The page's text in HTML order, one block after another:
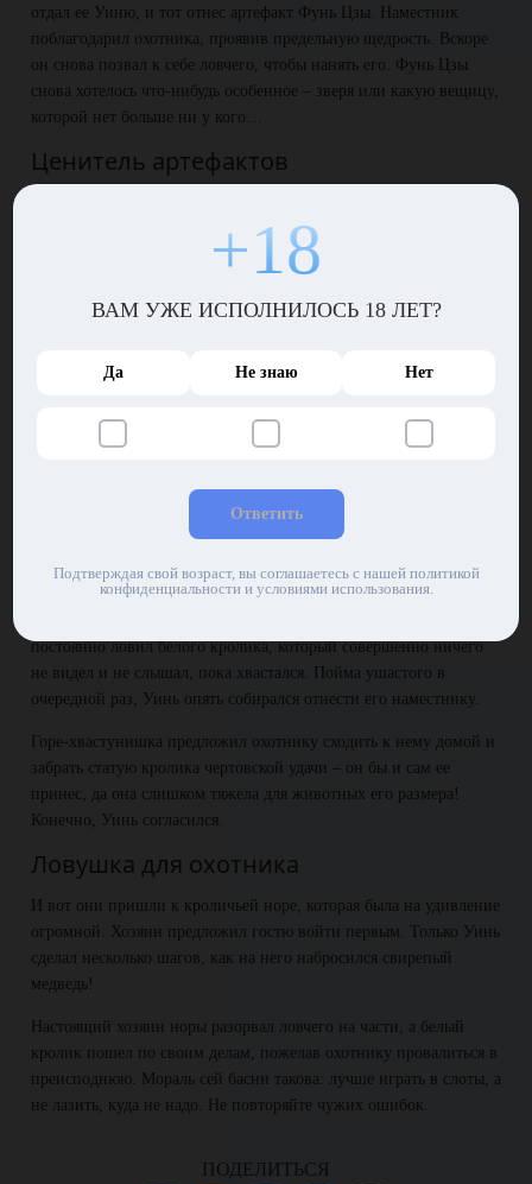
отдал ее Уиню, и тот отнес артефакт Фунь Цзы. Наместник
поблагодарил охотника, проявив предельную щедрость. Вскоре
он снова позвал к себе ловчего, чтобы нанять его. Фунь Цзы
снова хотелось что-нибудь особенное – зверя или какую вещицу,
которой нет больше ни у кого…
Ценитель артефактов
подряд до умопомрачения – на этот раз ловчий застал его в
врасплох, когда тот расхваливал себя перед огромной зеленой
обмен на конверт добрых писем, который ограждает дом от
Вскоре Фунь Цзы получил очередной артефакт. Наместник
раздобыть все, что угодно! Благодаря известному охотнику, в
сокровища, содержащие в себе особую магию.
Кролик, которого жизнь ничему не
учит…
постоянно ловил белого кролика, который совершенно ничего
не видел и не слышал, пока хвастался. Пойма ушастого в
очередной раз, Уинь опять собирался отнести его наместнику.
Горе-хвастунишка предложил охотнику сходить к нему домой и
забрать статую кролика чертовской удачи – он бы и сам ее
принес, да она слишком тяжела для животных его размера!
Конечно, Уинь согласился.
Ловушка для охотника
И вот они пришли к кроличьей норе, которая была на удивление
огромной. Хозяин предложил гостю войти первым. Только Уинь
сделал несколько шагов, как на него набросился свирепый
медведь!
Настоящий хозяин норы разорвал ловчего на части, а белый
кролик пошел по своим делам, пожелав охотнику провалиться в
преисподнюю. Мораль сей басни такова: лучше играть в слоты, а
не лазить, куда не надо. Не повторяйте чужих ошибок.
ПОДЕЛИТЬСЯ
+18
ВАМ УЖЕ ИСПОЛНИЛОСЬ 18 ЛЕТ?
Да Не знаю Нет
Ответить
Подтверждая свой возраст, вы соглашаетесь с нашей политикой
конфиденциальности и условиями использования.